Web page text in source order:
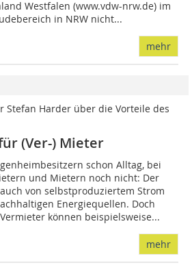
Westfalen (www.vdw-nrw.de) im
in NRW nicht...
mehr
Stefan Harder über die Vorteile des
(Ver-) Mieter
schon Alltag, bei
und Mietern noch nicht: Der
von selbstproduziertem Strom
Energiequellen. Doch
können beispielsweise...
mehr